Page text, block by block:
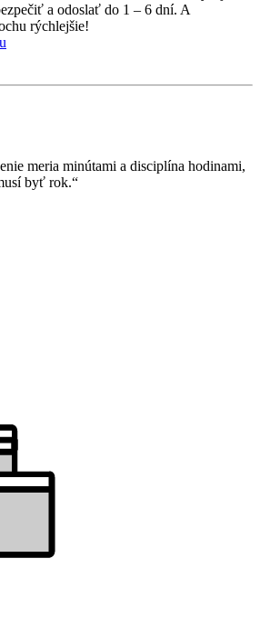
a odoslať do 1 – 6 dní. A
rýchlejšie!
meria minútami a disciplína hodinami,
byť rok.